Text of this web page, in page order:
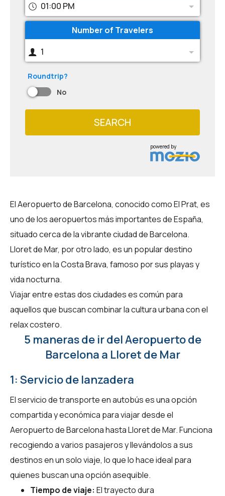
01:00 PM
Number of Travelers
1
Roundtrip?
No
SEARCH
powered by
El Aeropuerto de Barcelona, conocido como El Prat, es
uno de los aeropuertos más importantes de España,
situado cerca de la vibrante ciudad de Barcelona.
Lloret de Mar, por otro lado, es un popular destino
turístico en la Costa Brava, famoso por sus playas y
vida nocturna.
Viajar entre estas dos ciudades es común para
aquellos que buscan combinar la cultura urbana con el
relax costero.
5 maneras de ir del Aeropuerto de
Barcelona a Lloret de Mar
1: Servicio de lanzadera
El servicio de transporte en autobús es una opción
compartida y económica para viajar desde el
Aeropuerto de Barcelona hasta Lloret de Mar. Funciona
recogiendo a varios pasajeros y llevándolos a sus
destinos en un solo viaje, lo que lo hace ideal para
quienes buscan una opción asequible.
Tiempo de viaje: El trayecto dura